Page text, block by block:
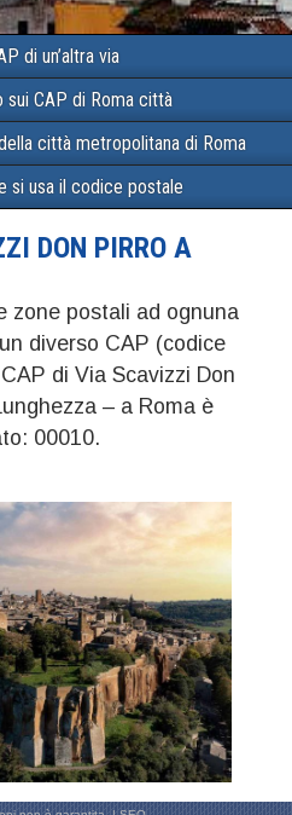
di un’altra via
CAP di Roma città
città metropolitana di Roma
si usa il codice postale
DON PIRRO A
zone postali ad ognuna
diverso CAP (codice
di Via Scavizzi Don
– a Roma è
00010.